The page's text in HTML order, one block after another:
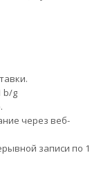
b/g
через веб-
записи по 1